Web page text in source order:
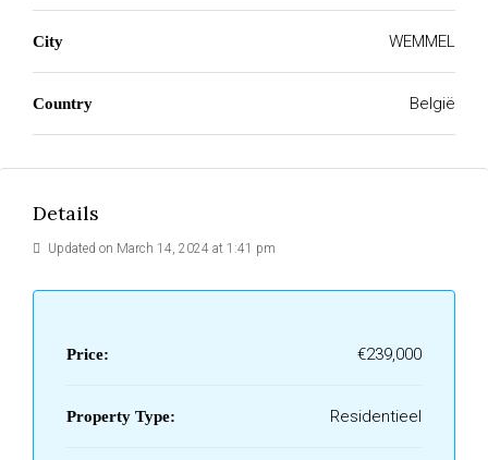
City WEMMEL
Country België
Details
Updated on March 14, 2024 at 1:41 pm
Price: €239,000
Property Type: Residentieel